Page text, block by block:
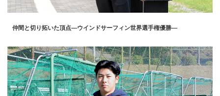
仲間と切り拓いた頂点―ウインドサーフィン世界選手権優勝―